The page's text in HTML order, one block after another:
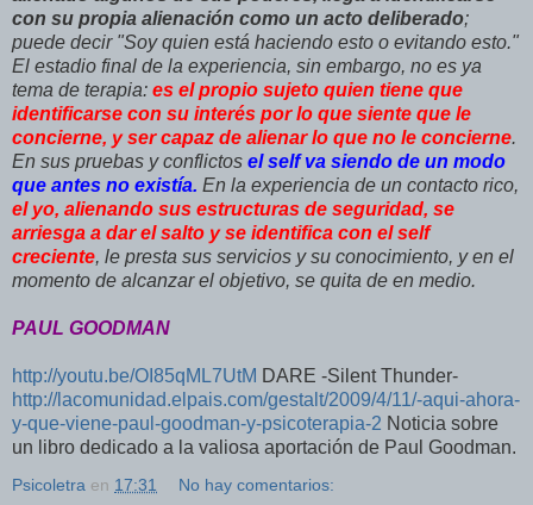
con su propia alienación como un acto deliberado;
puede decir "Soy quien está haciendo esto o evitando esto."
El estadio final de la experiencia, sin embargo, no es ya
tema de terapia: es el propio sujeto quien tiene que
identificarse con su interés por lo que siente que le
concierne, y ser capaz de alienar lo que no le concierne.
En sus pruebas y conflictos el self va siendo de un modo
que antes no existía. En la experiencia de un contacto rico,
el yo, alienando sus estructuras de seguridad, se
arriesga a dar el salto y se identifica con el self
creciente, le presta sus servicios y su conocimiento, y en el
momento de alcanzar el objetivo, se quita de en medio.
PAUL GOODMAN
http://youtu.be/OI85qML7UtM DARE -Silent Thunder-
http://lacomunidad.elpais.com/gestalt/2009/4/11/-aqui-ahora-
y-que-viene-paul-goodman-y-psicoterapia-2 Noticia sobre
un libro dedicado a la valiosa aportación de Paul Goodman.
Psicoletra en 17:31 No hay comentarios: